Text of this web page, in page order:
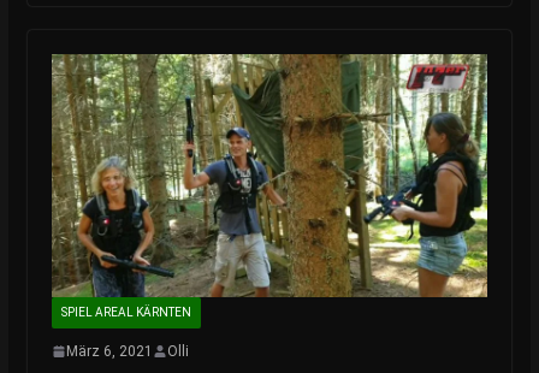
SPIEL AREAL KÄRNTEN
März 6, 2021 Olli